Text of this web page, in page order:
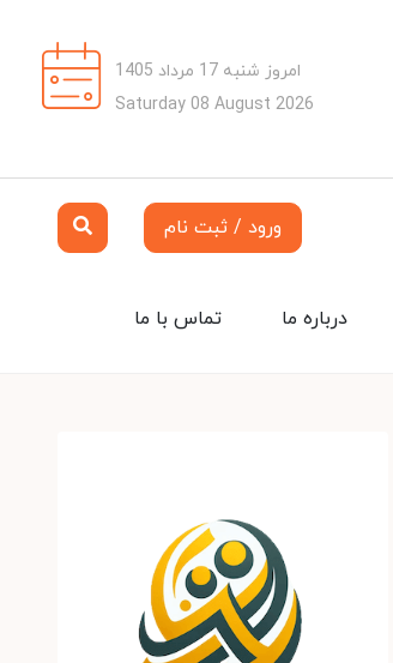
امروز شنبه 17 مرداد 1405
Saturday 08 August 2026
ورود / ثبت نام
تماس با ما درباره ما